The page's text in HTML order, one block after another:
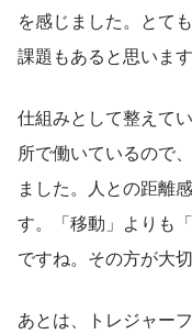
を感じました。とて
課題もあると思います
仕組みとして整えて
所で働いているので
ました。人との距離
す。「移動」よりも
ですね。その方が大
あとは、トレジャー